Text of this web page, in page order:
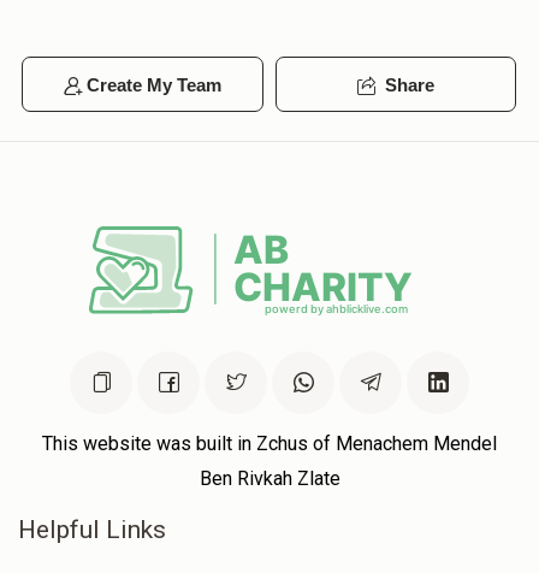
Create My Team Share
This website was built in Zchus of Menachem Mendel
Ben Rivkah Zlate
Helpful Links